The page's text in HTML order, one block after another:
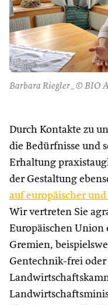
Barbara Riegler_© BIO
Durch Kontakte zu
die Bedürfnisse und
Erhaltung
der Gestaltung
auf europäischer
Wir vertreten Sie
Europäischen Union
Gremien,
Gentechnik-frei oder